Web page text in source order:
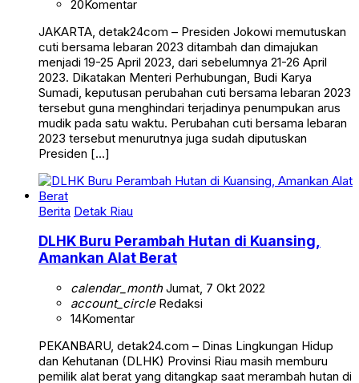
20 Komentar
JAKARTA, detak24com – Presiden Jokowi memutuskan
cuti bersama lebaran 2023 ditambah dan dimajukan
menjadi 19-25 April 2023, dari sebelumnya 21-26 April
2023. Dikatakan Menteri Perhubungan, Budi Karya
Sumadi, keputusan perubahan cuti bersama lebaran 2023
tersebut guna menghindari terjadinya penumpukan arus
mudik pada satu waktu. Perubahan cuti bersama lebaran
2023 tersebut menurutnya juga sudah diputuskan
Presiden […]
Berita Detak Riau
DLHK Buru Perambah Hutan di Kuansing,
Amankan Alat Berat
calendar_monthJumat, 7 Okt 2022
account_circleRedaksi
14Komentar
PEKANBARU, detak24.com – Dinas Lingkungan Hidup
dan Kehutanan (DLHK) Provinsi Riau masih memburu
pemilik alat berat yang ditangkap saat merambah hutan di